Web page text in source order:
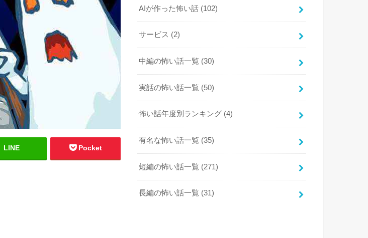
LINE Pocket
AIが作った怖い話 (102)
サービス (2)
中編の怖い話一覧 (30)
実話の怖い話一覧 (50)
怖い話年度別ランキング (4)
有名な怖い話一覧 (35)
短編の怖い話一覧 (271)
長編の怖い話一覧 (31)